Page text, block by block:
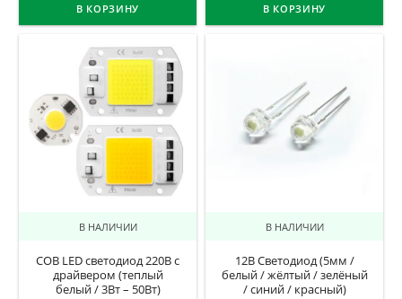
В КОРЗИНУ В КОРЗИНУ
В НАЛИЧИИ
COB LED светодиод 220В с
драйвером (теплый
белый / 3Вт – 50Вт)
В НАЛИЧИИ
12В Светодиод (5мм /
белый / жёлтый / зелёный
/ синий / красный)